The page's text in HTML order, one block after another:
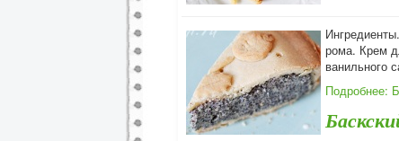
рома. Крем
ванильного
Подробнее: